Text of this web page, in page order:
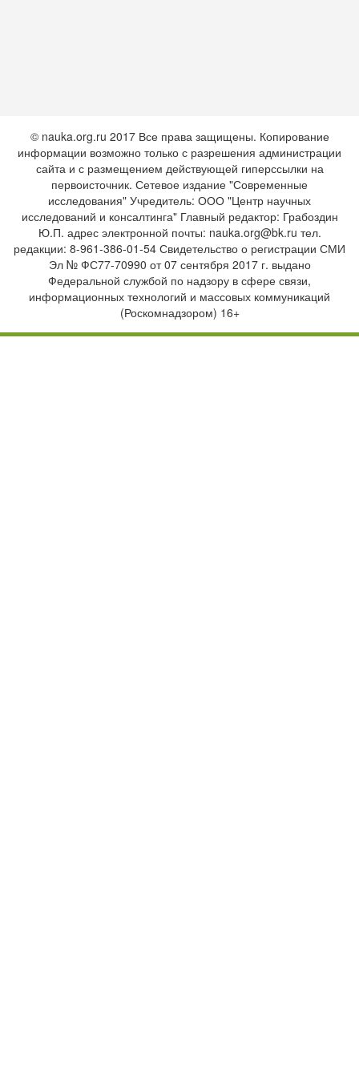
© nauka.org.ru 2017 Все права защищены. Копирование
информации возможно только с разрешения администрации
сайта и с размещением действующей гиперссылки на
первоисточник. Сетевое издание "Современные
исследования" Учредитель: ООО "Центр научных
исследований и консалтинга" Главный редактор: Грабоздин
Ю.П. адрес электронной почты: nauka.org@bk.ru тел.
редакции: 8-961-386-01-54 Свидетельство о регистрации СМИ
Эл № ФС77-70990 от 07 сентября 2017 г. выдано
Федеральной службой по надзору в сфере связи,
информационных технологий и массовых коммуникаций
(Роскомнадзором) 16+